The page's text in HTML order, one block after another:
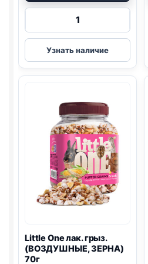
Количество
Little
One
палочки
РИС,
ОРЕХИ)
55г
2шт
Узнать наличие
Little Oneлак. грыз.
(ВОЗДУШНЫЕ, ЗЕРНА)
70г